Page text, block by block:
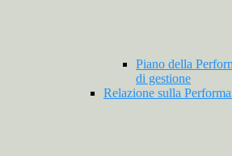
Piano della
di gestione
Relazione sulla